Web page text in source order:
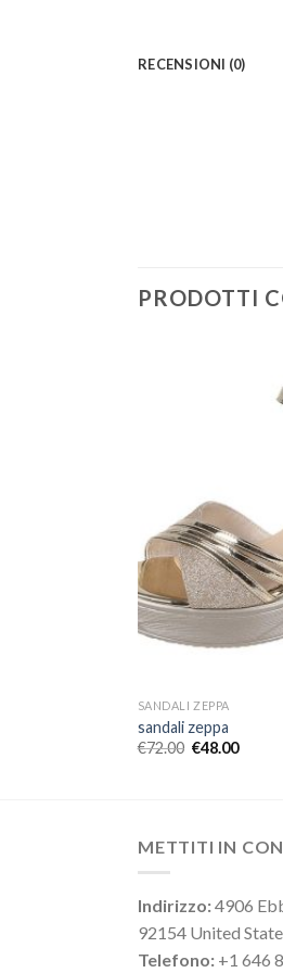
RECENSIONI (0)
PRODOTTI
SANDALI ZEPPA
sandali zeppa
€72.00 €48.00
METTITI IN
Indirizzo:4906
92154 United
Telefono: +1 646